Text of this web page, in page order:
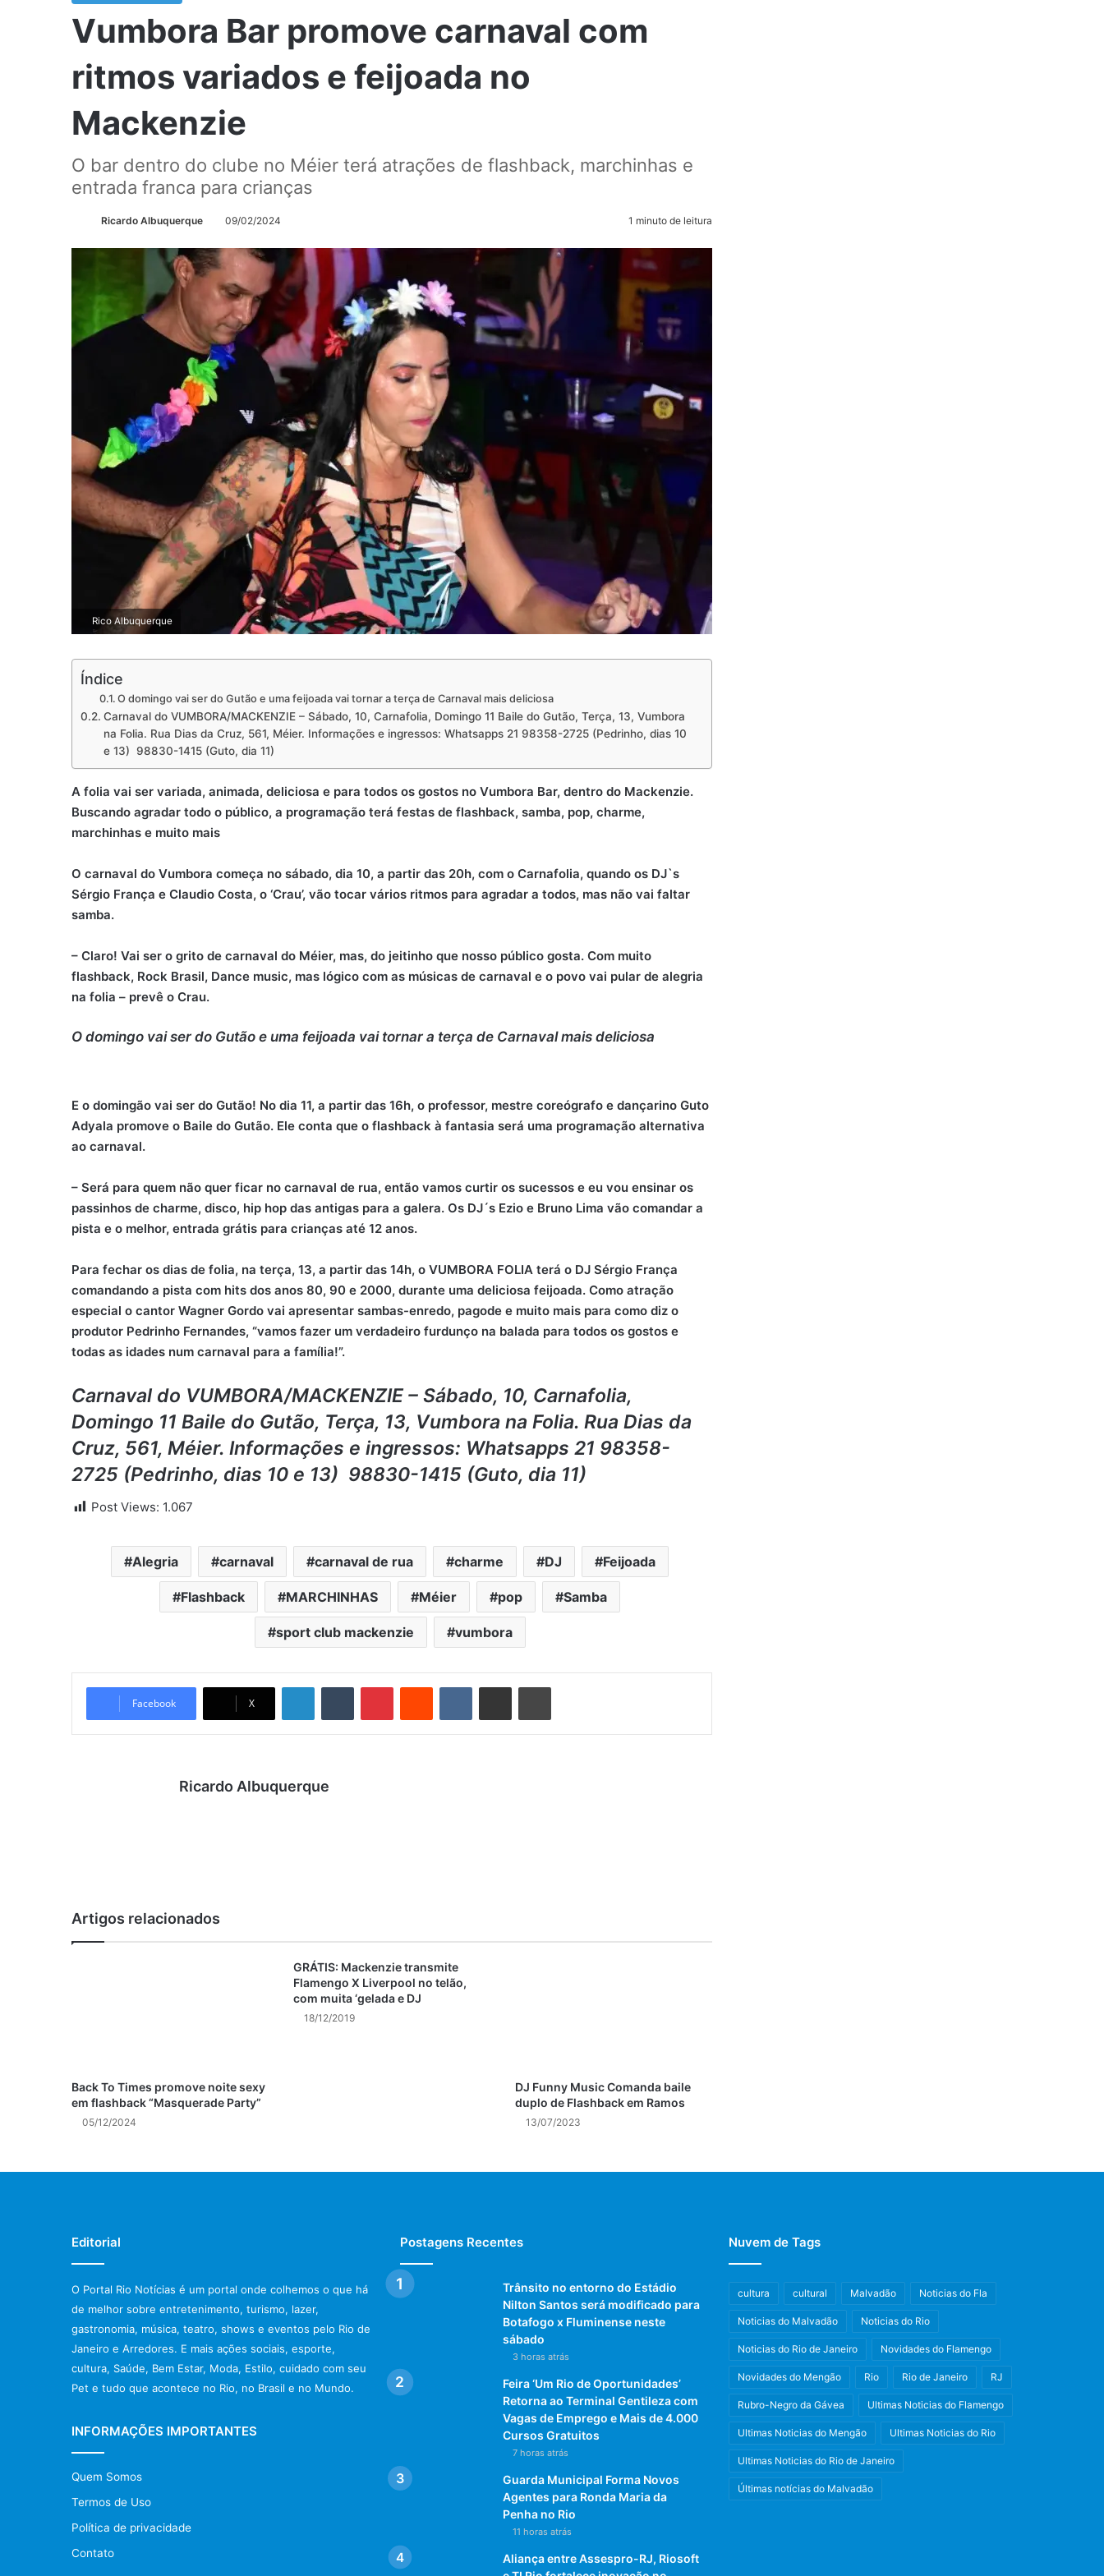
Vumbora Bar promove carnaval com
ritmos variados e feijoada no
Mackenzie
O bar dentro do clube no Méier terá atrações de flashback, marchinhas e
entrada franca para crianças
Ricardo Albuquerque 09/02/2024 1 minuto de leitura
Rico Albuquerque
Índice
O domingo vai ser do Gutão e uma feijoada vai tornar a terça de Carnaval mais deliciosa
Carnaval do VUMBORA/MACKENZIE – Sábado, 10, Carnafolia, Domingo 11 Baile do Gutão, Terça, 13, Vumbora
na Folia. Rua Dias da Cruz, 561, Méier. Informações e ingressos: Whatsapps 21 98358-2725 (Pedrinho, dias 10
e 13) 98830-1415 (Guto, dia 11)
A folia vai ser variada, animada, deliciosa e para todos os gostos no Vumbora Bar, dentro do Mackenzie.
Buscando agradar todo o público, a programação terá festas de flashback, samba, pop, charme,
marchinhas e muito mais
O carnaval do Vumbora começa no sábado, dia 10, a partir das 20h, com o Carnafolia, quando os DJ`s
Sérgio França e Claudio Costa, o ‘Crau’, vão tocar vários ritmos para agradar a todos, mas não vai faltar
samba.
– Claro! Vai ser o grito de carnaval do Méier, mas, do jeitinho que nosso público gosta. Com muito
flashback, Rock Brasil, Dance music, mas lógico com as músicas de carnaval e o povo vai pular de alegria
na folia – prevê o Crau.
O domingo vai ser do Gutão e uma feijoada vai tornar a terça de Carnaval mais deliciosa
E o domingão vai ser do Gutão! No dia 11, a partir das 16h, o professor, mestre coreógrafo e dançarino Guto
Adyala promove o Baile do Gutão. Ele conta que o flashback à fantasia será uma programação alternativa
ao carnaval.
– Será para quem não quer ficar no carnaval de rua, então vamos curtir os sucessos e eu vou ensinar os
passinhos de charme, disco, hip hop das antigas para a galera. Os DJ´s Ezio e Bruno Lima vão comandar a
pista e o melhor, entrada grátis para crianças até 12 anos.
Para fechar os dias de folia, na terça, 13, a partir das 14h, o VUMBORA FOLIA terá o DJ Sérgio França
comandando a pista com hits dos anos 80, 90 e 2000, durante uma deliciosa feijoada. Como atração
especial o cantor Wagner Gordo vai apresentar sambas-enredo, pagode e muito mais para como diz o
produtor Pedrinho Fernandes, “vamos fazer um verdadeiro furdunço na balada para todos os gostos e
todas as idades num carnaval para a família!”.
Carnaval do VUMBORA/MACKENZIE – Sábado, 10, Carnafolia,
Domingo 11 Baile do Gutão, Terça, 13, Vumbora na Folia. Rua Dias da
Cruz, 561, Méier. Informações e ingressos: Whatsapps 21 98358-
2725 (Pedrinho, dias 10 e 13) 98830-1415 (Guto, dia 11)
Post Views: 1.067
Alegria carnaval carnaval de rua charme DJ Feijoada
Flashback MARCHINHAS Méier pop Samba
sport club mackenzie vumbora
Facebook X
Ricardo Albuquerque
Artigos relacionados
Back To Times promove noite sexy
em flashback “Masquerade Party”
05/12/2024
GRÁTIS: Mackenzie transmite
Flamengo X Liverpool no telão,
com muita ‘gelada e DJ
18/12/2019
DJ Funny Music Comanda baile
duplo de Flashback em Ramos
13/07/2023
Editorial
O Portal Rio Notícias é um portal onde colhemos o que há
de melhor sobre entretenimento, turismo, lazer,
gastronomia, música, teatro, shows e eventos pelo Rio de
Janeiro e Arredores. E mais ações sociais, esporte,
cultura, Saúde, Bem Estar, Moda, Estilo, cuidado com seu
Pet e tudo que acontece no Rio, no Brasil e no Mundo.
INFORMAÇÕES IMPORTANTES
Quem Somos
Termos de Uso
Política de privacidade
Contato
Postagens Recentes
Trânsito no entorno do Estádio
Nilton Santos será modificado para
Botafogo x Fluminense neste
sábado
3 horas atrás
Feira ‘Um Rio de Oportunidades’
Retorna ao Terminal Gentileza com
Vagas de Emprego e Mais de 4.000
Cursos Gratuitos
7 horas atrás
Guarda Municipal Forma Novos
Agentes para Ronda Maria da
Penha no Rio
11 horas atrás
Aliança entre Assespro-RJ, Riosoft
Nuvem de Tags
cultura cultural Malvadão Noticias do Fla
Noticias do Malvadão Noticias do Rio
Noticias do Rio de Janeiro Novidades do Flamengo
Novidades do Mengão Rio Rio de Janeiro RJ
Rubro-Negro da Gávea Ultimas Noticias do Flamengo
Ultimas Noticias do Mengão Ultimas Noticias do Rio
Ultimas Noticias do Rio de Janeiro
Últimas notícias do Malvadão